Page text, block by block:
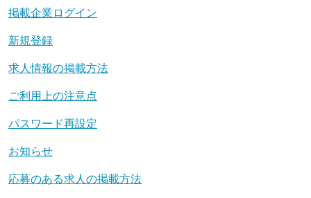
掲載企業ログイン
新規登録
求人情報の掲載方法
ご利用上の注意点
パスワード再設定
お知らせ
応募のある求人の掲載方法